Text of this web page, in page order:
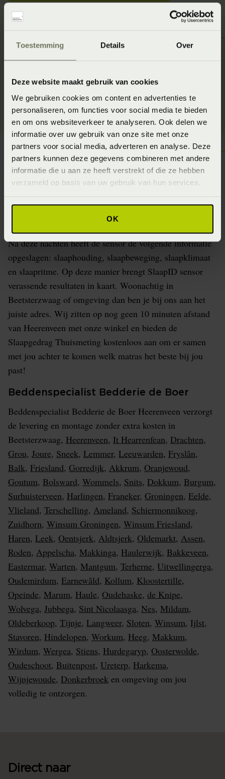
Toestemming Details Over
Deze website maakt gebruik van cookies
We gebruiken cookies om content en advertenties te
personaliseren, om functies voor social media te bieden
en om ons websiteverkeer te analyseren. Ook delen we
informatie over uw gebruik van onze site met onze
partners voor social media, adverteren en analyse. Deze
partners kunnen deze gegevens combineren met andere
informatie die u aan ze heeft verstrekt of die ze hebben
verzameld op basis van uw gebruik van hun services.
OK
Met de SlaapID-sensor, een klein apparaatje die aan een
elastische band zit, slaap je drie nachtjes in je eigen bed.
Na deze nachten heeft de sensor de volgende informatie
opgeslagen: slaaphouding, slaapbeweging, slaapklimaat
en slaapritme. Op deze manier brengt SlaapID sensor
verassende resultaten in kaart. Woonachtig in
Beetsterzwaag of omgeving dan ben je bij ons aan het
juiste adres. Wij zitten op nog geen 10 minuten afstand
van Heerenveen met onze winkel en bieden de
Slaapgedrag Thuismeting kostenloos aan om er samen
met jou achter te komen welk matras het beste bij jou
past!
Beddenspecialist Bedderie de Boer
Beddenspecialist Bedderie de Boer Heerenveen verzorgt
de levering en montage zonder extra kosten in
Beetsterzwaag, Heerenveen, It Hearrenfean, Drachten,
Grou, Joure, Sneek, Lemmer, Leeuwarden, Fryslân,
Balk, Friesland, Gorredijk, Akkrum, Oranjewoud,
Goutum, Bolsward, Wommels, Snits, Dokkum, Burgum,
Surhuisterveen, Harlingen, Franeker, Groningen, Eelde,
Vlieland, Terschelling, Ameland, Schiermonnikoog,
Zuidhorn, Winsum Groningen, Winsum Friesland,
Haren, Leek, Oentsjerk, Aldtsjerk, Oldemarkt, Assen,
Roden, Appelscha, Makkinga, Haulerwijk, Bakkeveen,
Eastermar, Warten, Mantgum, Terherne, Uitwellingerga,
Oudemirdum, Earnewâld, Kollum, Kloostertille,
Opeinde, Marum, Haule, Oudehaske, de Knipe,
Wolvega, Jubbega, Sint Nicolaasga, Nes, Mildam,
Oldeberkoop, Tijnje, Langweer, Sloten, Winsum, Ijlst,
Stavoren, Hindelopen, Workum, Heeg, Makkum,
Wirdum, Wergea, Stiens, Hurdegaryp, Oosterwolde,
Oudeschoot, Buitenpost, Ureterp, Harkema,
Wijnjewoude, Donkerbroek en omgeving om jou
volledig te ontzorgen.
Direct naar